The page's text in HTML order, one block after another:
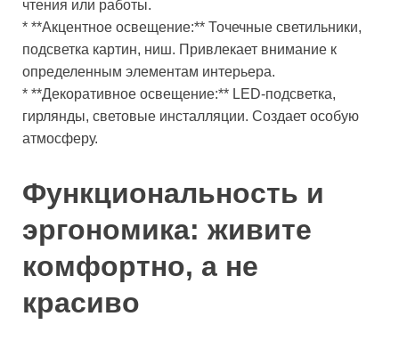
чтения или работы.
* **Акцентное освещение:** Точечные светильники,
подсветка картин, ниш. Привлекает внимание к
определенным элементам интерьера.
* **Декоративное освещение:** LED-подсветка,
гирлянды, световые инсталляции. Создает особую
атмосферу.
Функциональность и
эргономика: живите
комфортно, а не
красиво